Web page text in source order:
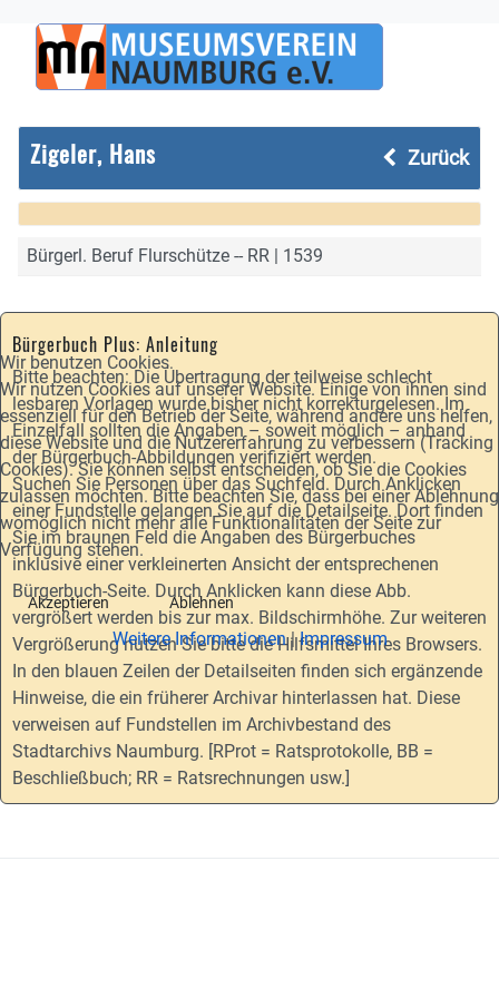
Zurück
Zigeler, Hans
Bürgerl. Beruf Flurschütze -- RR | 1539
Bürgerbuch Plus: Anleitung
Bitte beachten: Die Übertragung der teilweise schlecht
lesbaren Vorlagen wurde bisher nicht korrekturgelesen. Im
Einzelfall sollten die Angaben – soweit möglich – anhand
der Bürgerbuch-Abbildungen verifiziert werden.
Suchen Sie Personen über das Suchfeld. Durch Anklicken
einer Fundstelle gelangen Sie auf die Detailseite. Dort finden
Sie im braunen Feld die Angaben des Bürgerbuches
inklusive einer verkleinerten Ansicht der entsprechenen
Bürgerbuch-Seite. Durch Anklicken kann diese Abb.
vergrößert werden bis zur max. Bildschirmhöhe. Zur weiteren
Vergrößerung nutzen Sie bitte die Hilfsmittel Ihres Browsers.
In den blauen Zeilen der Detailseiten finden sich ergänzende
Hinweise, die ein früherer Archivar hinterlassen hat. Diese
verweisen auf Fundstellen im Archivbestand des
Stadtarchivs Naumburg. [RProt = Ratsprotokolle, BB =
Beschließbuch; RR = Ratsrechnungen usw.]
Wir benutzen Cookies
Wir nutzen Cookies auf unserer Website. Einige von ihnen sind
essenziell für den Betrieb der Seite, während andere uns helfen,
diese Website und die Nutzererfahrung zu verbessern (Tracking
Cookies). Sie können selbst entscheiden, ob Sie die Cookies
zulassen möchten. Bitte beachten Sie, dass bei einer Ablehnung
womöglich nicht mehr alle Funktionalitäten der Seite zur
Verfügung stehen.
Akzeptieren Ablehnen
Weitere Informationen|Impressum